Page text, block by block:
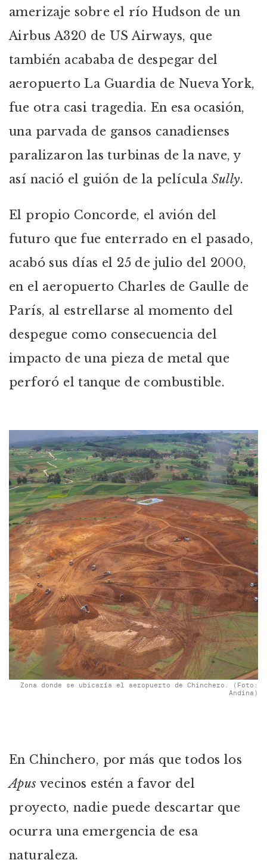
amerizaje sobre el río Hudson de un
Airbus A320 de US Airways, que
también acababa de despegar del
aeropuerto La Guardia de Nueva York,
fue otra casi tragedia. En esa ocasión,
una parvada de gansos canadienses
paralizaron las turbinas de la nave, y
así nació el guión de la película Sully.
El propio Concorde, el avión del
futuro que fue enterrado en el pasado,
acabó sus días el 25 de julio del 2000,
en el aeropuerto Charles de Gaulle de
París, al estrellarse al momento del
despegue como consecuencia del
impacto de una pieza de metal que
perforó el tanque de combustible.
Zona donde se ubicaría el aeropuerto de Chinchero. (Foto:
Andina)
En Chinchero, por más que todos los
Apus vecinos estén a favor del
proyecto, nadie puede descartar que
ocurra una emergencia de esa
naturaleza.